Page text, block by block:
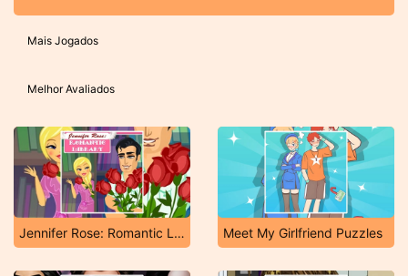
Mais Jogados
Melhor Avaliados
Jennifer Rose: Romantic Library Meet My Girlfriend Puzzles